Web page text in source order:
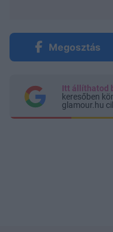
Megosztás
Itt állíthatod
keresőben
glamour.hu